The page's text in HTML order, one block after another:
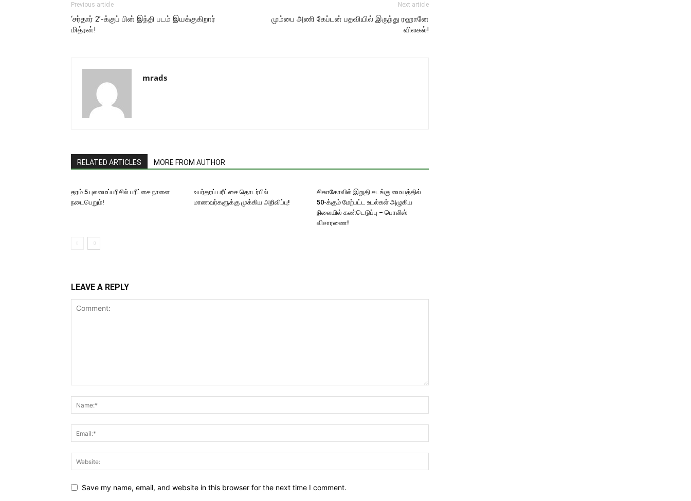
Previous article
‘சர்தார் 2’-க்குப் பின் இந்தி படம் இயக்குகிறார்
மித்ரன்!
Next article
மும்பை அணி கேப்டன் பதவியில் இருந்து ரஹானே
விலகல்!
mrads
RELATED ARTICLES MORE FROM AUTHOR
தரம் 5 புலமைப்பரிசில் பரீட்சை நாளை
நடைபெறும்!
உயர்தரப் பரீட்சை தொடர்பில்
மாணவர்களுக்கு முக்கிய அறிவிப்பு!
சிகாகோவில் இறுதி சடங்கு மையத்தில்
50-க்கும் மேற்பட்ட உடல்கள் அழுகிய
நிலையில் கண்டெடுப்பு – பொலிஸ்
விசாரணை!
LEAVE A REPLY
Save my name, email, and website in this browser for the next time I comment.